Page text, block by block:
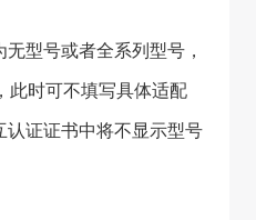
型号或者全系列型号，
此时可不填写具体适配
认证证书中将不显示型号